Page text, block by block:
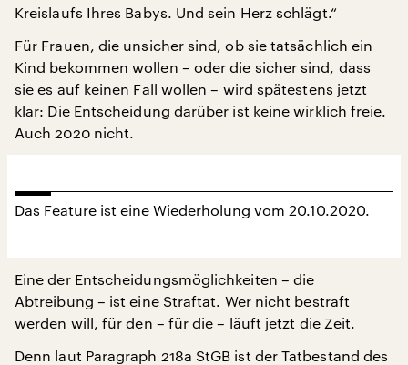
Kreislaufs Ihres Babys. Und sein Herz schlägt.“
Für Frauen, die unsicher sind, ob sie tatsächlich ein
Kind bekommen wollen – oder die sicher sind, dass
sie es auf keinen Fall wollen – wird spätestens jetzt
klar: Die Entscheidung darüber ist keine wirklich freie.
Auch 2020 nicht.
Das Feature ist eine Wiederholung vom 20.10.2020.
Eine der Entscheidungsmöglichkeiten – die
Abtreibung – ist eine Straftat. Wer nicht bestraft
werden will, für den – für die – läuft jetzt die Zeit.
Denn laut Paragraph 218a StGB ist der Tatbestand des